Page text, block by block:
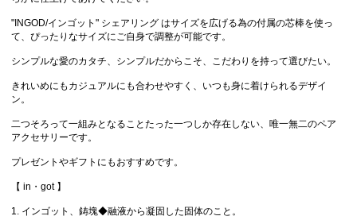
"INGOD/インゴット" シェアリング はサイズを広げる為の付属の芯棒を使っ
て、ぴったりなサイズにご自身で調整が可能です。
シンプルな愛のカタチ、シンプルだからこそ、こだわりを持って選びたい。
きれいめにもカジュアルにも合わせやすく、いつも身に着けられるデザイ
ン。
二つそろって一組みとなることたった一つしか存在しない、唯一無二のペア
アクセサリーです。
プレゼントやギフトにもおすすめです。
【 in・got 】
1. インゴット、鋳塊◆融液から凝固した固体のこと。